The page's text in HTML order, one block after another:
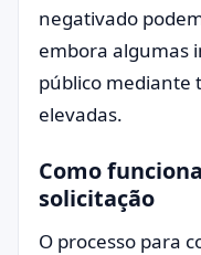
negativado
embora algumas
público mediante
elevadas.
Como
solicitação
O processo para